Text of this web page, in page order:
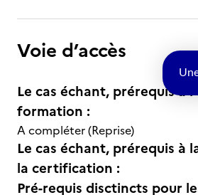
Voie d’accès
Le cas échant, prérequis à
formation :
A compléter (Reprise)
Le cas échant, prérequis à
la certification :
Pré-requis disctincts pour